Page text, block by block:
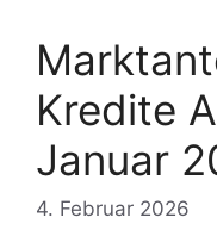
Kredite
Januar
4. Februar 2026